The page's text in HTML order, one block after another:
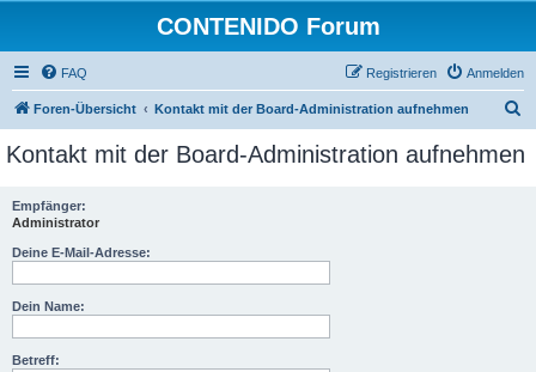
CONTENIDO Forum
FAQ Anmelden
Registrieren
Foren-Übersicht Kontakt mit der Board-Administration aufnehmen
c
Kontakt mit der Board-Administration aufnehmen
Empfänger:
Administrator
Deine E-Mail-Adresse:
Dein Name:
Betreff: